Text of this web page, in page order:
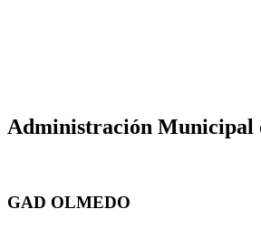
Administración Municipal
GAD OLMEDO